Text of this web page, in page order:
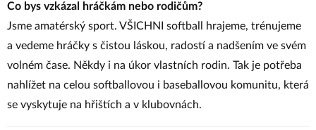
Co bys vzkázal hráčkám nebo rodičům?
Jsme amatérský sport. VŠICHNI softball hrajeme, trénujeme
a vedeme hráčky s čistou láskou, radostí a nadšením ve svém
volném čase. Někdy i na úkor vlastních rodin. Tak je potřeba
nahlížet na celou softballovou i baseballovou komunitu, která
se vyskytuje na hřištích a v klubovnách.